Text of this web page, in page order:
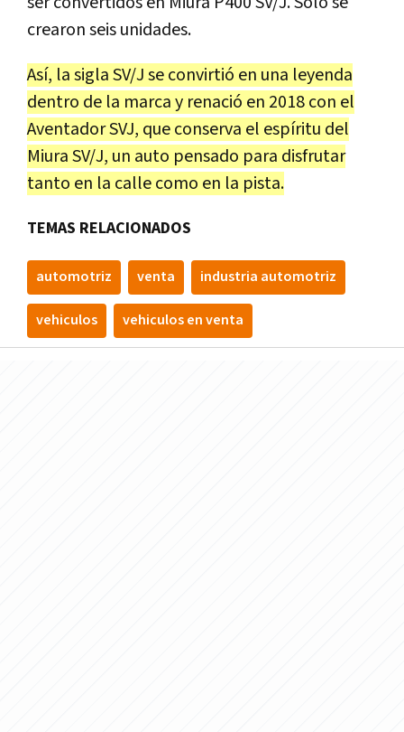
crearon seis unidades.
Así, la sigla SV/J se convirtió en una leyenda
dentro de la marca y renació en 2018 con el
Aventador SVJ, que conserva el espíritu del
Miura SV/J, un auto pensado para disfrutar
tanto en la calle como en la pista.
TEMAS RELACIONADOS
automotriz venta industria automotriz
vehiculos vehiculos en venta